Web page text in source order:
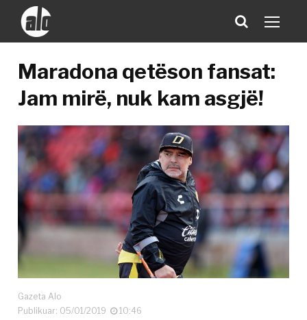
Maradona qetëson fansat:
Jam mirë, nuk kam asgjë!
Gazeta Alo
Publikuar: 05/01/2019
10:46